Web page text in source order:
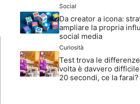
Social
Da creator a icona:
ampliare la propria
social media
Curiosità
Test trova le
volta è davvero
20 secondi, ce la farai?